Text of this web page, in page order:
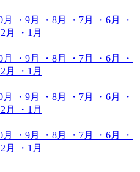
月 ・9月 ・8月 ・7月 ・6月
・
2月
・1月
月 ・9月 ・8月 ・7月 ・6月
・
2月
・1月
月 ・9月 ・8月 ・7月 ・6月
・
2月
・1月
月 ・9月 ・8月 ・7月 ・6月
・
2月
・1月